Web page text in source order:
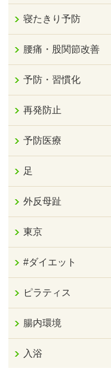
寝たきり予防
腰痛・股関節改善
予防・習慣化
再発防止
予防医療
足
外反母趾
東京
#ダイエット
ピラティス
腸内環境
入浴